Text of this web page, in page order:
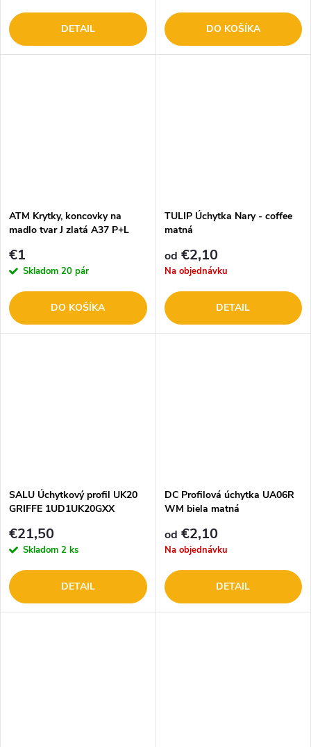
DETAIL DO KOŠÍKA
ATM Krytky, koncovky na
madlo tvar J zlatá A37 P+L
€1
Skladom 20 pár
DO KOŠÍKA
TULIP Úchytka Nary - coffee
matná
od €2,10
Na objednávku
DETAIL
SALU Úchytkový profil UK20
GRIFFE 1UD1UK20GXX
€21,50
Skladom 2 ks
DETAIL
DC Profilová úchytka UA06R
WM biela matná
od €2,10
Na objednávku
DETAIL